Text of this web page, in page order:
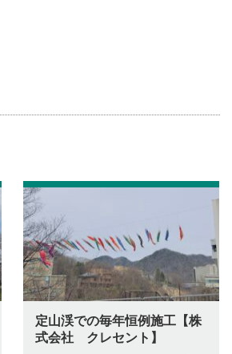
定山渓での毎年恒例施工【株
式会社 クレセント】